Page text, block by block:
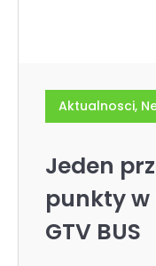
Aktualnosci,
Jeden
punkty w
GTV BUS